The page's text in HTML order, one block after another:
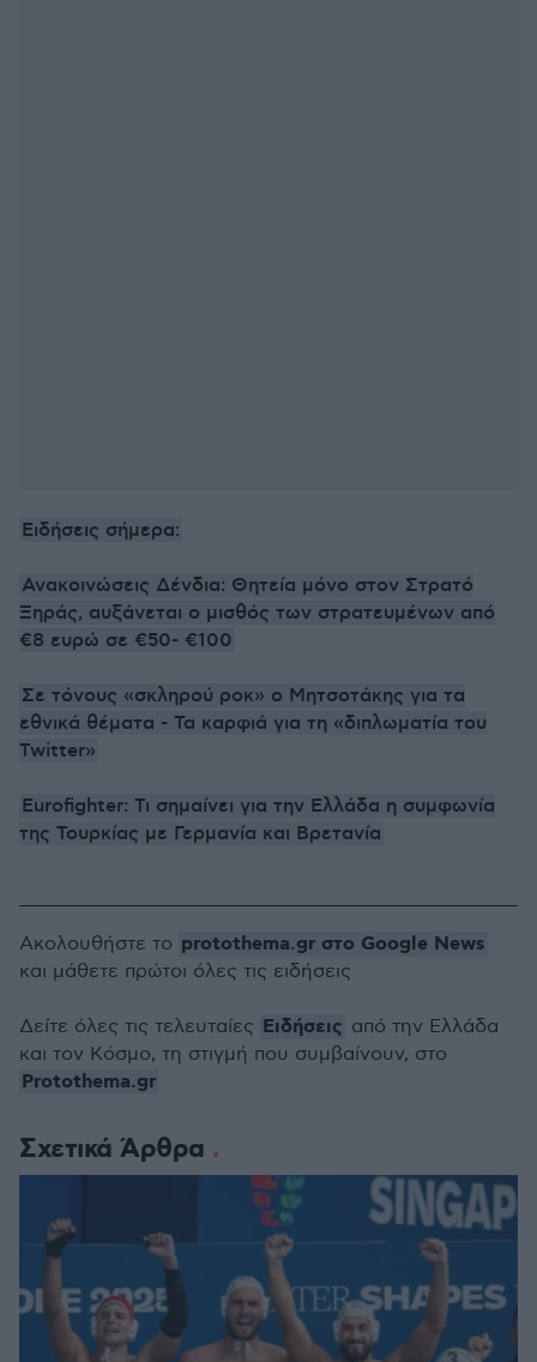
Ειδήσεις σήμερα:
Ανακοινώσεις Δένδια: Θητεία μόνο στον Στρατό
Ξηράς, αυξάνεται ο μισθός των στρατευμένων από
€8 ευρώ σε €50- €100
Σε τόνους «σκληρού ροκ» ο Μητσοτάκης για τα
εθνικά θέματα - Τα καρφιά για τη «διπλωματία του
Twitter»
Eurofighter: Τι σημαίνει για την Ελλάδα η συμφωνία
της Τουρκίας με Γερμανία και Βρετανία
Σχετικά Άρθρα
Ακολουθήστε το protothema.gr στο Google News
και μάθετε πρώτοι όλες τις ειδήσεις
Δείτε όλες τις τελευταίες Ειδήσεις από την Ελλάδα
και τον Κόσμο, τη στιγμή που συμβαίνουν, στο
Protothema.gr